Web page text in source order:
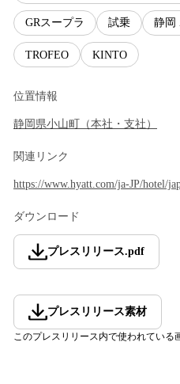
GRスープラ 試乗 静岡
TROFEO KINTO
位置情報
静岡県小山町 （本社・支社 ）
関連リンク
https://www.hyatt.com/ja-JP/hotel/
ダウンロード
プレスリリース.pdf
プレスリリース素材
このプレスリリース内で使われてい